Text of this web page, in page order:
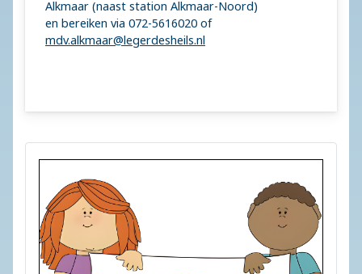
Alkmaar (naast station Alkmaar-Noord)
en bereiken via 072-5616020 of
mdv.alkmaar@legerdesheils.nl